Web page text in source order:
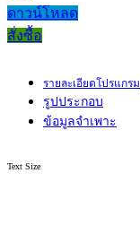
ดาวน์โหลด
สั่งซื้อ
รายละเอียดโปรแกรม
รูปประกอบ
ข้อมูลจำเพาะ
Text Size